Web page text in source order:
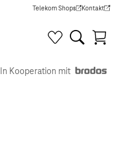
Telekom Shops
(Wird in einem neuen Tab
Kontakt
(Wird in
In Kooperation mit